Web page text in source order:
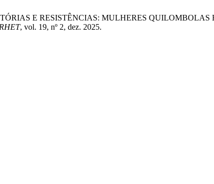
E RESISTÊNCIAS: MULHERES
RHET, vol. 19, nº 2, dez. 2025.